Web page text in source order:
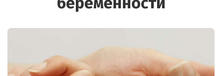
Ваш телефон:*